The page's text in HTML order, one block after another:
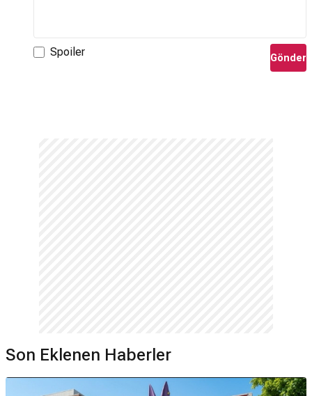
Spoiler Gönder
Son Eklenen Haberler